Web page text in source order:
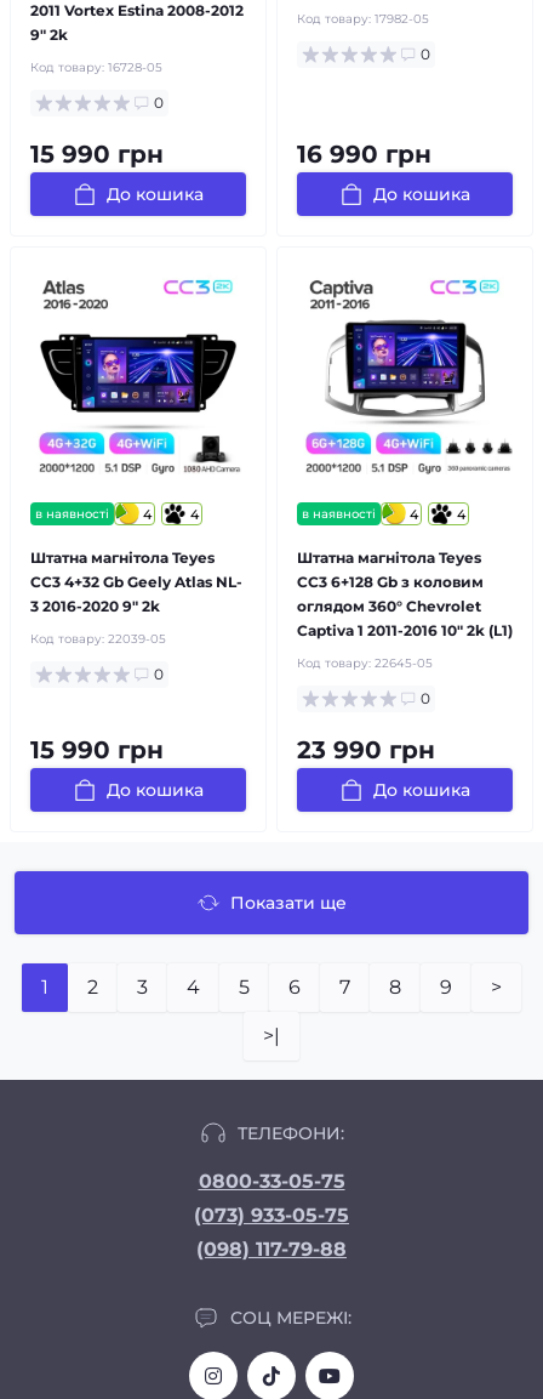
2011 Vortex Estina 2008-2012
9" 2k
Код товару: 16728-05
0
15 990 грн
До кошика
Код товару: 17982-05
0
16 990 грн
До кошика
в наявності 4 4
Штатна магнітола Teyes
CC3 4+32 Gb Geely Atlas NL-
3 2016-2020 9" 2k
Код товару: 22039-05
0
15 990 грн
До кошика
в наявності 4 4
Штатна магнітола Teyes
CC3 6+128 Gb з коловим
оглядом 360° Chevrolet
Captiva 1 2011-2016 10" 2k (L1)
Код товару: 22645-05
0
23 990 грн
До кошика
Показати ще
1 2 3 4 5 6 7 8 9 >
>|
ТЕЛЕФОНИ:
0800-33-05-75
(073) 933-05-75
(098) 117-79-88
СОЦ МЕРЕЖІ: